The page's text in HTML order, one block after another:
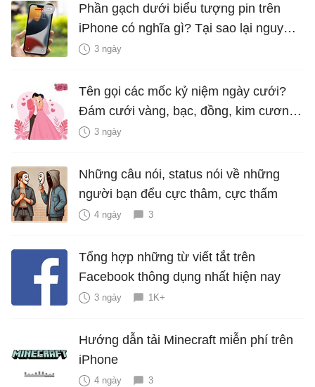
Phần gạch dưới biểu tượng pin trên
iPhone có nghĩa gì? Tại sao lại nguy
hiểm?
3 ngày
Tên gọi các mốc kỷ niệm ngày cưới?
Đám cưới vàng, bạc, đồng, kim cương
là bao nhiêu năm?
3 ngày
Những câu nói, status nói về những
người bạn đểu cực thâm, cực thấm
4 ngày 3
Tổng hợp những từ viết tắt trên
Facebook thông dụng nhất hiện nay
3 ngày 1K+
Hướng dẫn tải Minecraft miễn phí trên
iPhone
4 ngày 3